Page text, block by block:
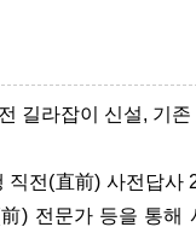
길라잡이 신설, 기
직전(直前) 사전답사
) 전문가 등을 통해